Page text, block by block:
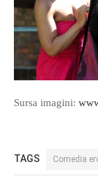
Sursa imagini:
TAGS Comedia